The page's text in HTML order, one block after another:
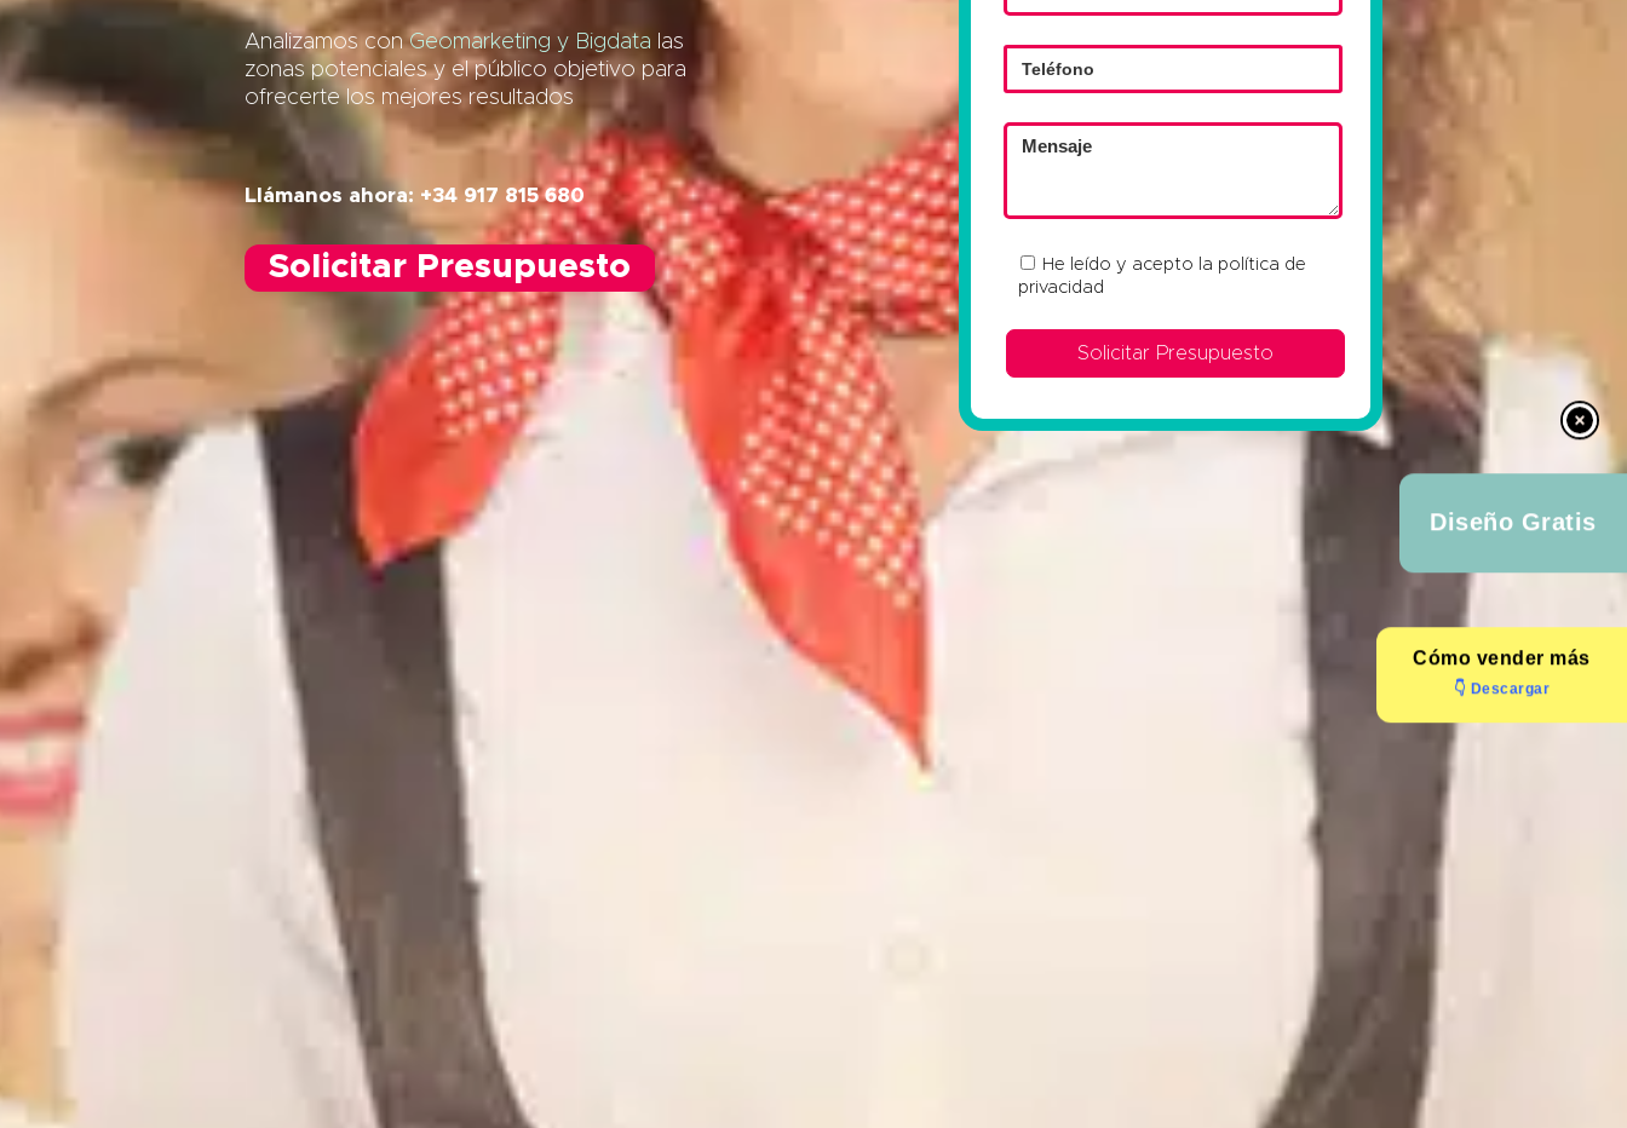
Diseño Gratis
Cómo vender más
👇 Descargar
Analizamos conGeomarketing y Bigdata las
zonas potenciales y el público objetivo para
ofrecerte los mejores resultados
Llámanos ahora: +34 917 815 680
Solicitar Presupuesto He leído y acepto la política de
privacidad